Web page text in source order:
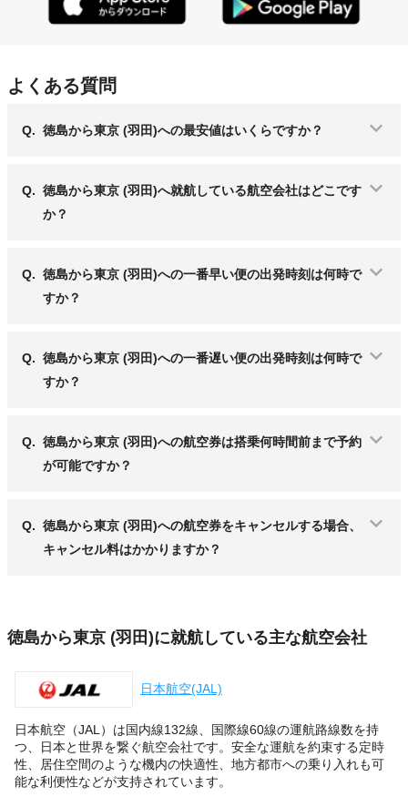
よくある質問
Q. 徳島から東京 (羽田)への最安値はいくらですか？
Q. 徳島から東京 (羽田)へ就航している航空会社はどこです
か？
Q. 徳島から東京 (羽田)への一番早い便の出発時刻は何時で
すか？
Q. 徳島から東京 (羽田)への一番遅い便の出発時刻は何時で
すか？
Q. 徳島から東京 (羽田)への航空券は搭乗何時間前まで予約
が可能ですか？
Q. 徳島から東京 (羽田)への航空券をキャンセルする場合、
キャンセル料はかかりますか？
徳島から東京 (羽田)に就航している主な航空会社
日本航空(JAL)
日本航空（JAL）は国内線132線、国際線60線の運航路線数を持
つ、日本と世界を繋ぐ航空会社です。安全な運航を約束する定時
性、居住空間のような機内の快適性、地方都市への乗り入れも可
能な利便性などが支持されています。